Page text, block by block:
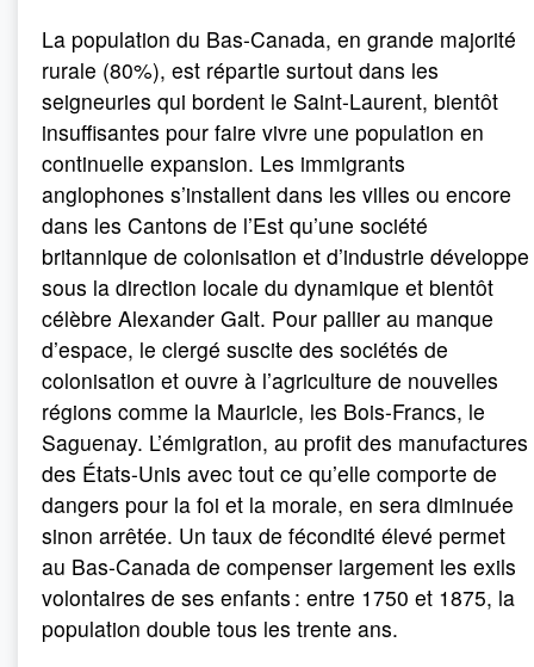
La population du Bas-Canada, en grande majorité
rurale (80%), est répartie surtout dans les
seigneuries qui bordent le Saint-Laurent, bientôt
insuffisantes pour faire vivre une population en
continuelle expansion. Les immigrants
anglophones s’installent dans les villes ou encore
dans les Cantons de l’Est qu’une société
britannique de colonisation et d’industrie développe
sous la direction locale du dynamique et bientôt
célèbre Alexander Galt. Pour pallier au manque
d’espace, le clergé suscite des sociétés de
colonisation et ouvre à l’agriculture de nouvelles
régions comme la Mauricie, les Bois-Francs, le
Saguenay. L’émigration, au profit des manufactures
des États-Unis avec tout ce qu’elle comporte de
dangers pour la foi et la morale, en sera diminuée
sinon arrêtée. Un taux de fécondité élevé permet
au Bas-Canada de compenser largement les exils
volontaires de ses enfants : entre 1750 et 1875, la
population double tous les trente ans.